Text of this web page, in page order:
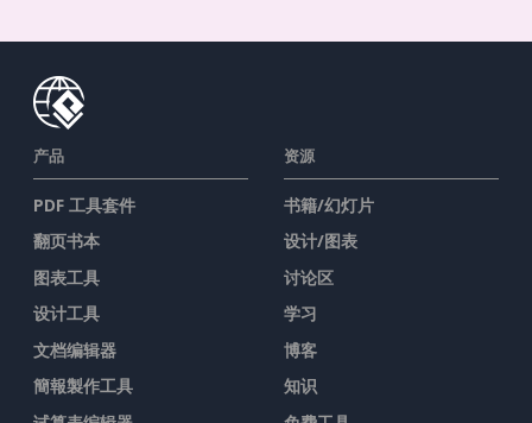
产品
PDF 工具套件
翻页书本
图表工具
设计工具
文档编辑器
簡報製作工具
资源
书籍/幻灯片
设计/图表
讨论区
学习
博客
知识